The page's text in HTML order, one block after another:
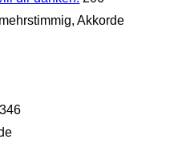
Akkorde